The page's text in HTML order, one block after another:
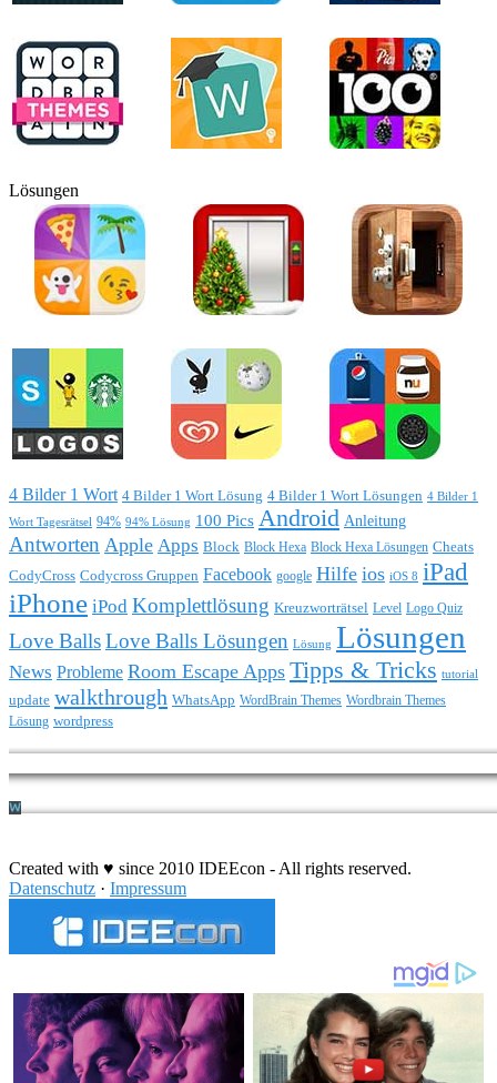
Lösungen
4 Bilder 1 Wort 4 Bilder 1 Wort Lösung 4 Bilder 1 Wort Lösungen 4 Bilder 1
Wort Tagesrätsel 94% 94% Lösung 100 Pics Android Anleitung
Antworten Apple Apps Block Block Hexa Block Hexa Lösungen Cheats
CodyCross Codycross Gruppen Facebook google Hilfe ios iOS 8 iPad
iPhone iPod Komplettlösung Kreuzworträtsel Level Logo Quiz
Love BallsLove Balls Lösungen Lösung Lösungen
News Probleme Room Escape Apps Tipps & Tricks tutorial
update walkthrough WhatsApp WordBrain Themes Wordbrain Themes
Lösung wordpress
Created with ♥ since 2010 IDEEcon - All rights reserved.
Datenschutz · Impressum